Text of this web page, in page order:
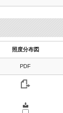
照度分布図
PDF